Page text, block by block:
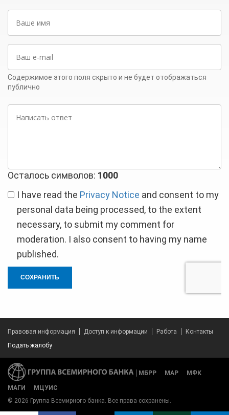
имя
mail
Содержимое этого поля скрыто и не будет отображаться
публично
ответ
Осталось символов: 1000
I have read the Privacy Notice and consent to my
personal data being processed, to the extent
necessary, to submit my comment for
moderation. I also consent to having my name
published.
СОХРАНИТЬ
Share on
Правовая информация Доступ к информации Работа
Контакты
Подать жалобу
МБРР МАР МФК
МАГИ
МЦУИС
© 2026 Группа Всемирного банка. Все права сохранены.